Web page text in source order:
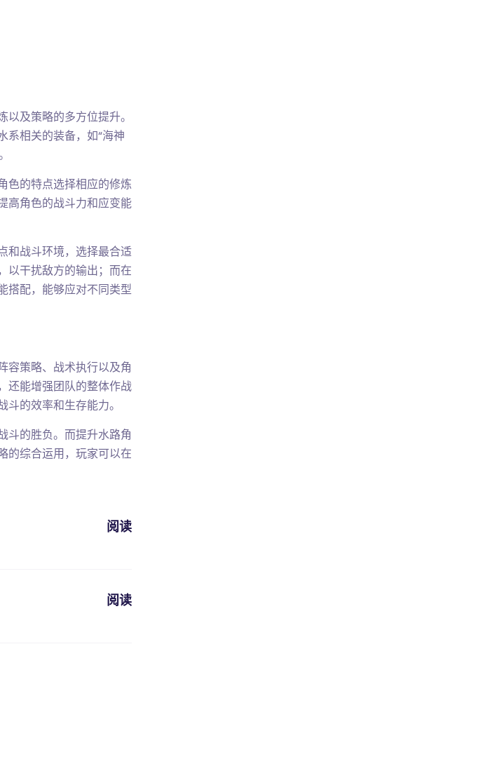
及策略的多方位提升。
系相关的装备，如“海神
色的特点选择相应的修炼
高角色的战斗力和应变能
和战斗环境，选择最合适
以干扰敌方的输出；而在
搭配，能够应对不同类型
容策略、战术执行以及角
还能增强团队的整体作战
的效率和生存能力。
斗的胜负。而提升水路角
的综合运用，玩家可以在
阅读
阅读